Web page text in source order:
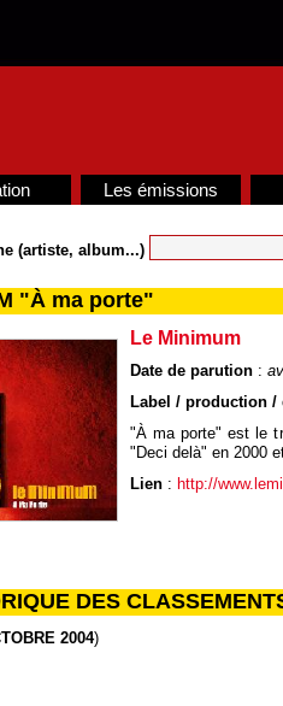
Les émissions
(artiste, album...)
"À ma porte"
Le Minimum
Date de parution:
Label / production
"À ma porte" est le
"Deci delà" en 2000
Lien: http://
DES
2004)